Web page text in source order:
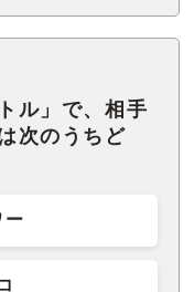
ル」で、相手
次のうちど
ー